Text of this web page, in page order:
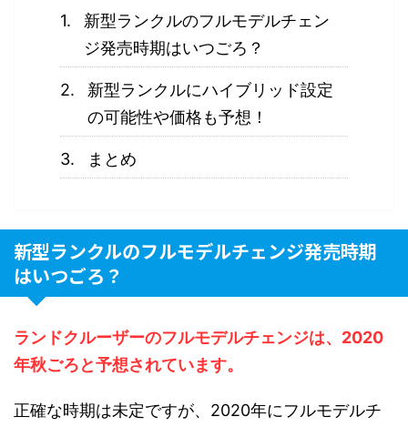
新型ランクルのフルモデルチェン
ジ発売時期はいつごろ？
新型ランクルにハイブリッド設定
の可能性や価格も予想！
まとめ
新型ランクルのフルモデルチェンジ発売時期
はいつごろ？
ランドクルーザーのフルモデルチェンジは、2020
年秋ごろと予想されています。
正確な時期は未定ですが、2020年にフルモデルチ